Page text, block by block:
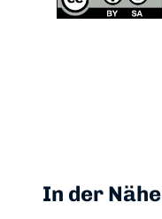
In der Nähe